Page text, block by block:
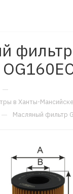
фильтр
—
в Ханты-Мансийске
— Масляный фильтр